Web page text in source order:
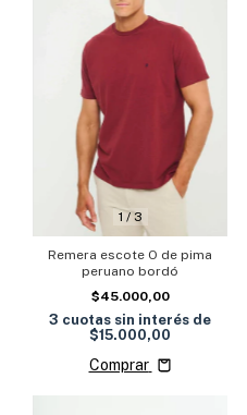
1 / 3
Remera escote O de pima
peruano bordó
$45.000,00
3 cuotas sin interés de
$15.000,00
Comprar